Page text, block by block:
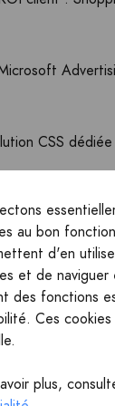
CSS
CSS
ont
Régie
d’euros
au bon
d'en
et de
des fonctions
Ces
plus,